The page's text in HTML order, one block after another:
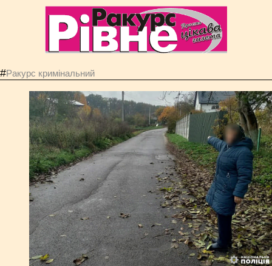
#Ракурс кримінальний